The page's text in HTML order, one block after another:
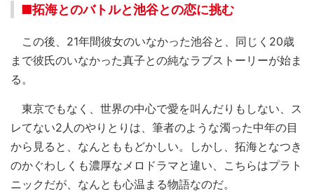
■拓海とのバトルと池谷との恋に挑む
この後、21年間彼女のいなかった池谷と、同じく20歳
まで彼氏のいなかった真子との純なラブストーリーが始ま
る。
東京でもなく、世界の中心で愛を叫んだりもしない、ス
レてない2人のやりとりは、筆者のような濁った中年の目
から見ると、なんとももどかしい。しかし、拓海となつき
のかぐわしくも濃厚なメロドラマと違い、こちらはプラト
ニックだが、なんとも心温まる物語なのだ。